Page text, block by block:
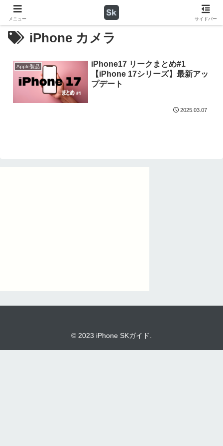
iPhone カメラ
Apple製品
iPhone17 リークまとめ#1
【iPhone 17シリーズ】最新アッ
プデート
2025.03.07
© 2023 iPhone SKガイド.
メニュー サイドバー